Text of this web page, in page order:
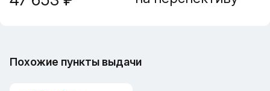
Похожие пункты выдачи